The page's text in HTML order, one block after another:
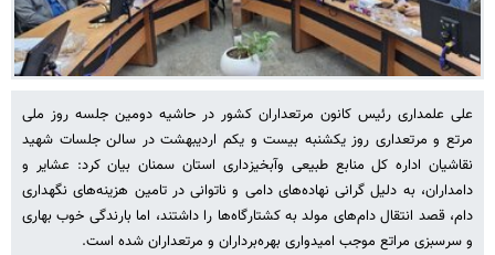
علی علمداری رئیس کانون مرتعداران کشور در حاشیه دومین جلسه روز ملی
مرتع و مرتعداری روز یکشنبه بیست و یکم اردیبهشت در سالن جلسات شهید
نقاشیان اداره کل منابع طبیعی وآبخیزداری استان سمنان بیان کرد: عشایر و
دامداران، به دلیل گرانی نهاده‌های دامی و ناتوانی در تامین هزینه‌های نگهداری
دام، قصد انتقال دام‌های مولد به کشتارگاه‌ها را داشتند، اما بارندگی خوب بهاری
و سرسبزی مراتع موجب امیدواری بهره‌برداران و مرتعداران شده است.